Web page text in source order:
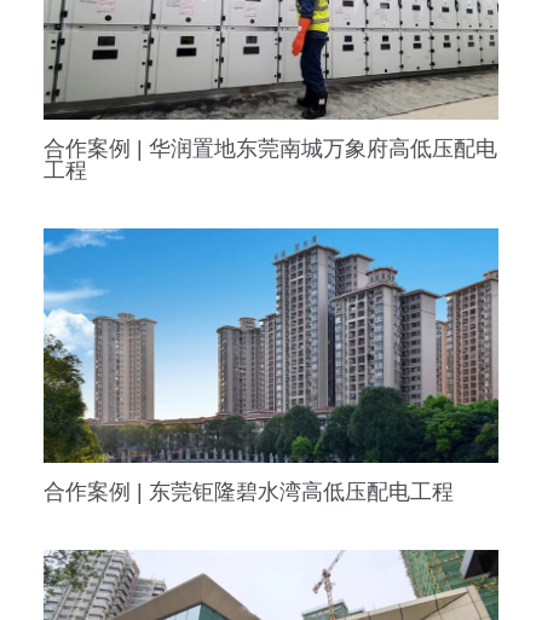
合作案例 | 华润置地东莞南城万象府高低压配电
工程
合作案例 | 东莞钜隆碧水湾高低压配电工程